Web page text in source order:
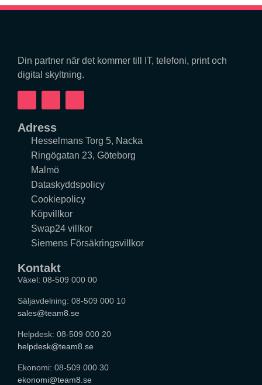
Din partner när det kommer till IT, telefoni, print och
digital skyltning.
a
e
b
o
o
k
n
t
a
g
r
a
m
o
u
b
Adress
Hesselmans Torg 5, Nacka
Ringögatan 23, Göteborg
Malmö
Dataskyddspolicy
Cookiepolicy
Köpvillkor
Swap24 villkor
Siemens Försäkringsvillkor
Kontakt
Växel: 08-509 000 00
Säljavdelning: 08-509 000 10
sales@team8.se
Helpdesk: 08-509 000 20
helpdesk@team8.se
Ekonomi: 08-509 000 30
ekonomi@team8.se